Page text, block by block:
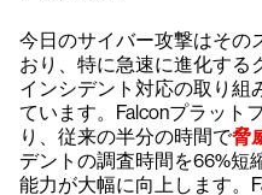
今日のサイバー攻撃はその
おり、特に急速に進化する
インシデント対応の取り組
ています。Falconプラット
り、従来の半分の時間で脅
デントの調査時間を66%短
能力が大幅に向上します。